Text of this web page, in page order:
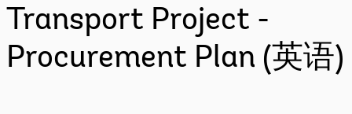
Transport Project -
Procurement Plan (英语)